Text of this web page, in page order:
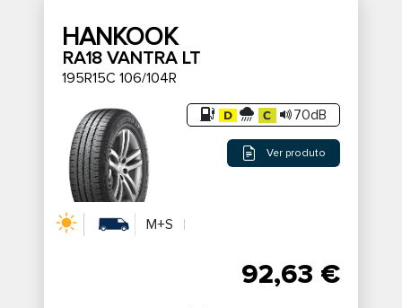
HANKOOK
RA18 VANTRA LT
195R15C 106/104R
70dB
Ver produto
M+S
92,63 €